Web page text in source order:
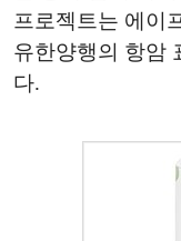
프로젝트는 에이
유한양행의 항암
다.